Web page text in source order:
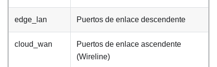
edge_lan Puertos de enlace descendente
cloud_wan
Puertos de enlace ascendente
(Wireline)